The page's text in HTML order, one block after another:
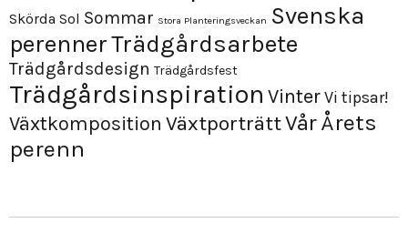
Skörda Sol Sommar Stora Planteringsveckan Svenska
perennerTrädgårdsarbete
Trädgårdsdesign Trädgårdsfest
Trädgårdsinspiration VinterVi tipsar!
Växtkomposition VäxtporträttVårÅrets
perenn